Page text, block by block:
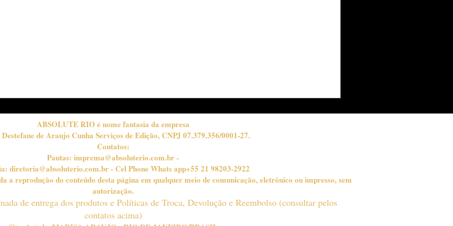
carnaval carioca
Acessibilidade na Sapucaí
ABSOLUTE RIO é nome fantasia da empresa
de Araujo Cunha Serviços de Edição, CNPJ 07.379.356/0001-27.
Contatos:
Pautas: imprensa@absoluterio.com.br-
diretoria@absoluterio.com.br- Cel Phone Whats app+55 21 98203-2922
a reprodução do conteúdo desta página em qualquer meio de comunicação, eletrônico ou impresso, sem
autorização.
de entrega dos produtos e Políticas de Troca, Devolução e Reembolso (consultar pelos
contatos acima)